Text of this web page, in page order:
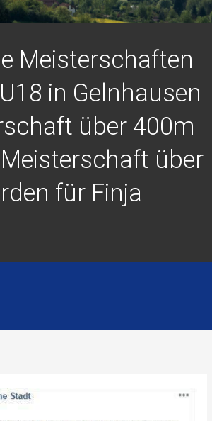
Meisterschaften
in Gelnhausen
über 400m
über
für Finja